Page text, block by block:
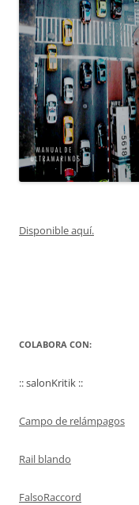
Disponible aquí.
COLABORA CON:
:: salonKritik ::
Campo de relámpagos
Rail blando
FalsoRaccord